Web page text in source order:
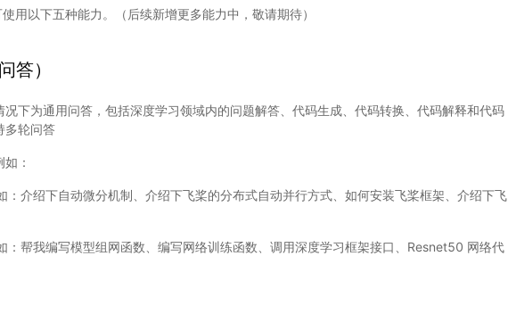
使用以下五种能力。（后续新增更多能力中，敬请期待）
答）
下为通用问答，包括深度学习领域内的问题解答、代码生成、代码转换、代码解释和代码
多轮问答
：
：介绍下自动微分机制、介绍下飞桨的分布式自动并行方式、如何安装飞桨框架、介绍下飞
：帮我编写模型组网函数、编写网络训练函数、调用深度学习框架接口、Resnet50 网络代